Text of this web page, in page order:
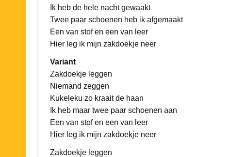
Ik heb de hele nacht gewaakt
Twee paar schoenen heb ik afgemaakt
Een van stof en een van leer
Hier leg ik mijn zakdoekje neer
Variant
Zakdoekje leggen
Niemand zeggen
Kukeleku zo kraait de haan
Ik heb maar twee paar schoenen aan
Een van stof en een van leer
Hier leg ik mijn zakdoekje neer
Zakdoekje leggen